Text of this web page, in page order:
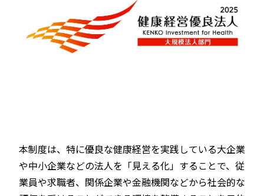
本制度は、特に優良な健康経営を実践している大企業
や中小企業などの法人を「見える化」することで、従
業員や求職者、関係企業や金融機関などから社会的な